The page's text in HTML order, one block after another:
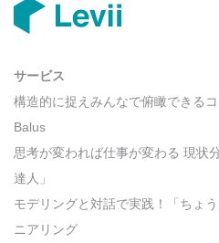
サービス
構造的に捉えみんなで俯瞰できる
Balus
思考が変われば仕事が変わる 現状
達人」
モデリングと対話で実践！「ちょ
ニアリング